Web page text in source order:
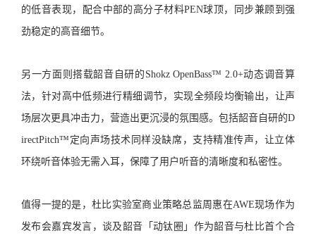
的低音表现，配合中部的高分子材料PEN球顶，同步兼顾到强
劲稳定的高音细节。
另一方面则搭载韶音自研的Shokz OpenBass™ 2.0+动态调音算
法，针对高中低频进行精细调节，实现全频段均衡输出，让声
场层次更具冲击力，营造出更沉浸的氛围感。包括韶音自研的D
irectPitch™定向声场技术同样没缺席，支持精准传声，让立体
环绕听音体验无需入耳，保障了用户听音的清晰度和私密性。
值得一提的是，杜比实验室商业策略总监周惠在AWE现场作为
发布会嘉宾发言，谈及韶音「动钛圈」作为韶音与杜比首个合